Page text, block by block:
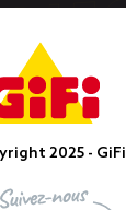
2025 - GiFi